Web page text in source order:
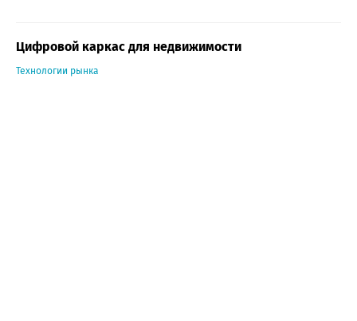
Цифровой каркас для недвижимости
Технологии рынка